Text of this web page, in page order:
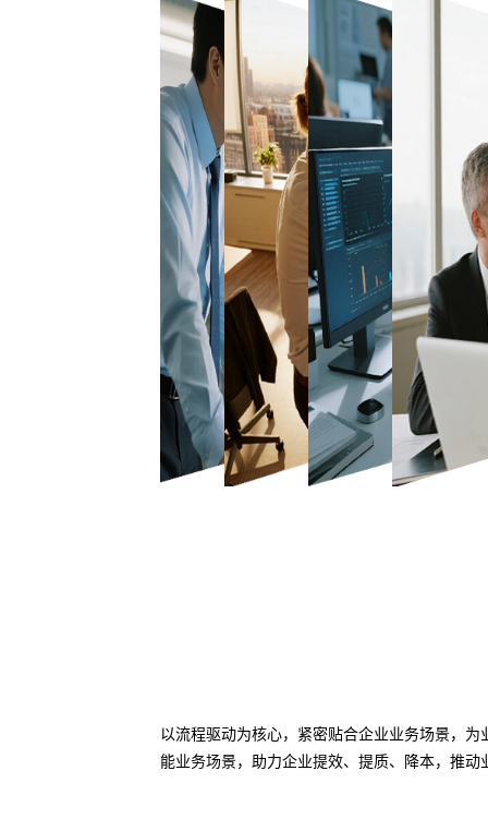
以流程驱动为核心，紧密贴合企业业务场景，
能业务场景，助力企业提效、提质、降本，推动